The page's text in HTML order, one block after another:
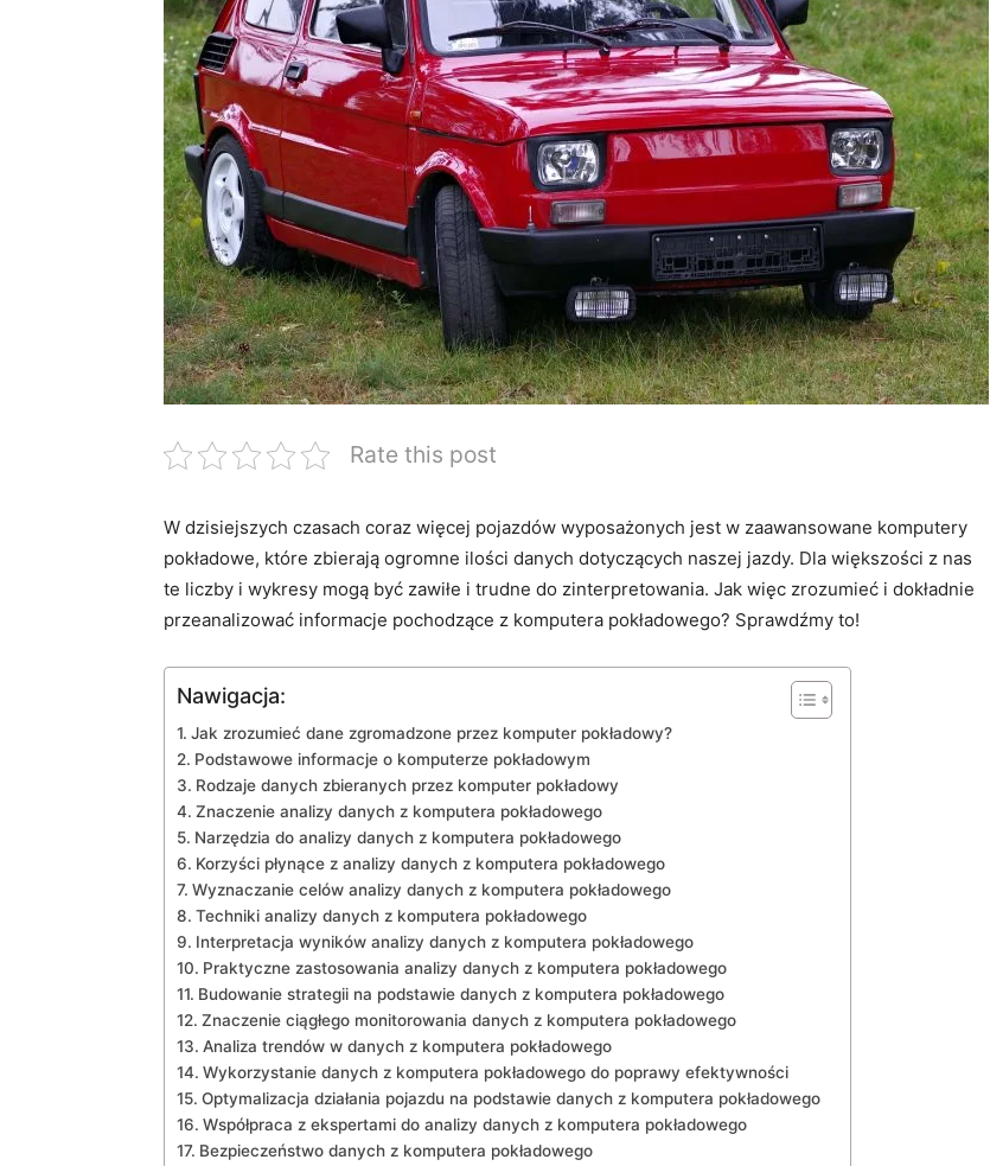
Rate this post
W dzisiejszych ⁢czasach coraz więcej pojazdów⁢ wyposażonych jest w zaawansowane komputery
pokładowe, które zbierają ogromne ilości danych ‍dotyczących naszej jazdy. Dla większości z nas
te liczby i wykresy mogą być zawiłe i trudne do zinterpretowania. Jak ⁣więc zrozumieć i dokładnie
przeanalizować ⁢informacje ⁢pochodzące z komputera pokładowego? Sprawdźmy to!
Nawigacja:
Jak zrozumieć dane ‌zgromadzone⁤ przez komputer pokładowy?
Podstawowe informacje o‍ komputerze pokładowym
Rodzaje danych zbieranych przez komputer pokładowy
Znaczenie analizy danych z komputera pokładowego
Narzędzia do ‍analizy danych z komputera pokładowego
Korzyści płynące⁢ z​ analizy danych z komputera pokładowego
Wyznaczanie celów analizy danych z komputera pokładowego
Techniki analizy danych z komputera pokładowego
Interpretacja wyników analizy danych z komputera pokładowego
Praktyczne zastosowania analizy ⁤danych z komputera⁣ pokładowego
Budowanie strategii na podstawie danych z komputera ⁢pokładowego
Znaczenie ciągłego monitorowania‌ danych⁤ z komputera pokładowego
Analiza ​trendów w danych z komputera pokładowego
Wykorzystanie ⁣danych z ‍komputera pokładowego do poprawy efektywności
Optymalizacja działania pojazdu ‌na podstawie danych z komputera pokładowego
Współpraca z ekspertami do analizy danych z ​komputera pokładowego
Bezpieczeństwo danych z komputera pokładowego